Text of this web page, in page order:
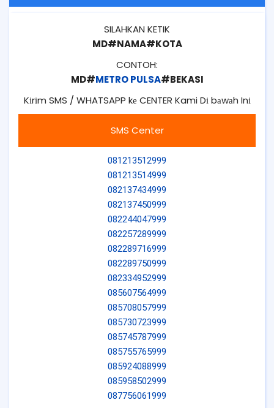
SILAHKAN KETIK
MD#NAMA#KOTA
CONTOH:
MD#METRO PULSA#BEKASI
Kіrіm SMS / WHATSAPP kе CENTER Kami Dі bаwаh Inі
SMS Center
081213512999
081213514999
082137434999
082137450999
082244047999
082257289999
082289716999
082289750999
082334952999
085607564999
085708057999
085730723999
085745787999
085755765999
085924088999
085958502999
087756061999